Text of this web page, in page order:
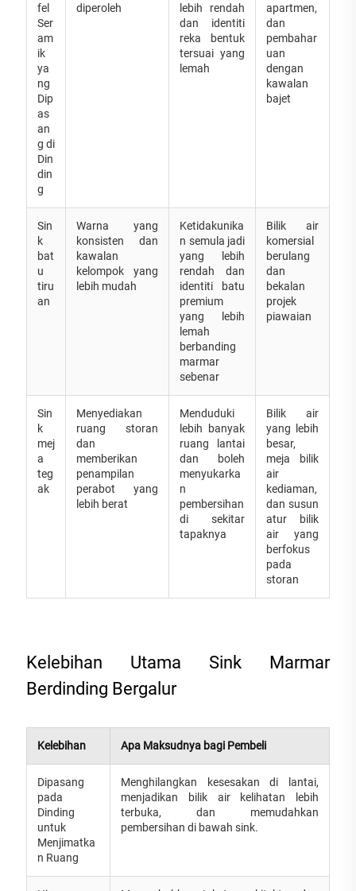
fel
Ser
am
ik
ya
ng
Dip
as
an
g di
Din
din
g
diperoleh
lebih rendah
dan identiti
reka bentuk
tersuai yang
lemah
apartmen,
dan
pembahar
uan
dengan
kawalan
bajet
Sin
k
bat
u
tiru
an
Warna yang
konsisten dan
kawalan
kelompok yang
lebih mudah
Ketidakunika
n semula jadi
yang lebih
rendah dan
identiti batu
premium
yang lebih
lemah
berbanding
marmar
sebenar
Bilik air
komersial
berulang
dan
bekalan
projek
piawaian
Sin
k
mej
a
teg
ak
Menyediakan
ruang storan
dan
memberikan
penampilan
perabot yang
lebih berat
Menduduki
lebih banyak
ruang lantai
dan boleh
menyukarka
n
pembersihan
di sekitar
tapaknya
Bilik air
yang lebih
besar,
meja bilik
air
kediaman,
dan susun
atur bilik
air yang
berfokus
pada
storan
Kelebihan Utama Sink Marmar
Berdinding Bergalur
Kelebihan Apa Maksudnya bagi Pembeli
Dipasang
pada
Dinding
untuk
Menjimatka
n Ruang
Menghilangkan kesesakan di lantai,
menjadikan bilik air kelihatan lebih
terbuka, dan memudahkan
pembersihan di bawah sink.